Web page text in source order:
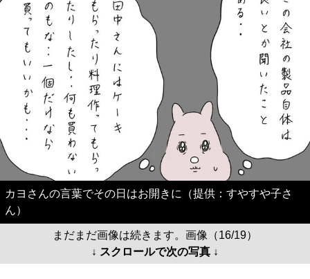
カヨさんの言葉でその日はお開きに（提供：すやすや子さ
ん）
まだまだ画像は続きます。画像（16/19）
↓ スクロールで次の写真 ↓